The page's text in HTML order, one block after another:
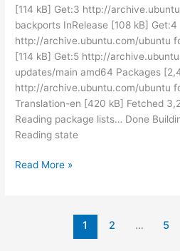
[114 kB] Get:3 http://
backports InRelease [108 kB] Get:4
http://archive.ubuntu.com/ubuntu
[114 kB] Get:5 http://
updates/main amd64 Packages
http://archive.ubuntu.com/ubuntu
Translation-en [420 kB] Fetched
Reading package lists… Done
Reading state
Linux
Read More »
1 2 … 5